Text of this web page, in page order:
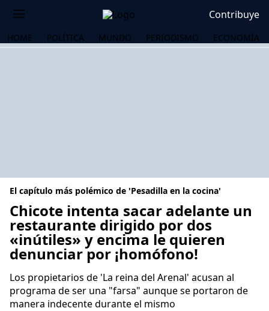
Contribuye
HOME POLÍTICA MUNDO PERIODISMO ECONOMÍA
El capítulo más polémico de 'Pesadilla en la cocina'
Chicote intenta sacar adelante un
restaurante dirigido por dos
«inútiles» y encima le quieren
denunciar por ¡homófono!
Los propietarios de 'La reina del Arenal' acusan al
programa de ser una "farsa" aunque se portaron de
manera indecente durante el mismo